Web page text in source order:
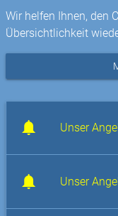
Wir helfen Ihnen, den
Übersichtlichkeit
Unser
Unser